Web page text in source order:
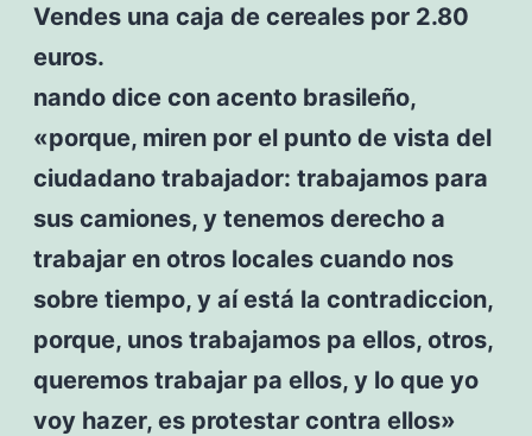
Vendes una caja de cereales por 2.80
euros.
nando dice con acento brasileño,
«porque, miren por el punto de vista del
ciudadano trabajador: trabajamos para
sus camiones, y tenemos derecho a
trabajar en otros locales cuando nos
sobre tiempo, y aí está la contradiccion,
porque, unos trabajamos pa ellos, otros,
queremos trabajar pa ellos, y lo que yo
voy hazer, es protestar contra ellos»